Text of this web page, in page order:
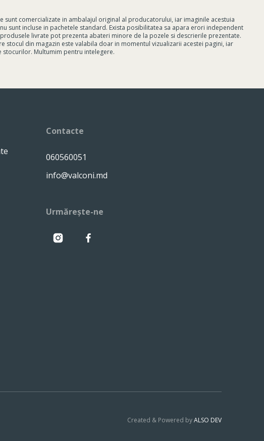
comercializate in ambalajul original al producatorului, iar imaginile acestuia
sunt incluse in pachetele standard. Exista posibilitatea sa apara erori independent
livrate pot prezenta abateri minore de la pozele si descrierile prezentate.
din magazin este valabila doar in momentul vizualizarii acestei pagini, iar
Multumim pentru intelegere.
Contacte
060560051
info@valconi.md
Urmărește-ne
Created & Powered byALSO DEV